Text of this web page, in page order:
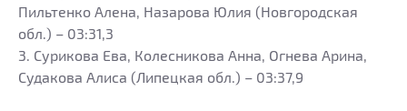
Пильтенко Алена, Назарова Юлия (Новгородская
обл.) – 03:31,3
3. Сурикова Ева, Колесникова Анна, Огнева Арина,
Судакова Алиса (Липецкая обл.) – 03:37,9